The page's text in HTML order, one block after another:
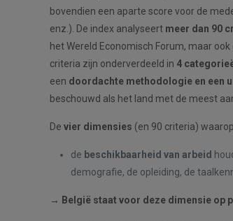
bovendien een aparte score voor de
enz.). De index analyseert meer dan 90
het Wereld Economisch Forum, maar
criteria zijn onderverdeeld in 4
een doordachte methodologie en een
beschouwd als het land met de meest
Devier dimensies (en 90 criteria)
de beschikbaarheid van arbeid
demografie, de opleiding, de
→ België staat voor deze dimensie op